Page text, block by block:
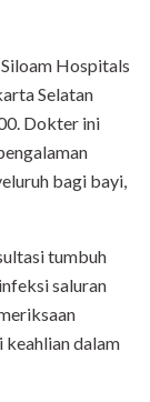
Hospitals
Selatan
Dokter ini
bagi bayi,
tumbuh
saluran
keahlian dalam